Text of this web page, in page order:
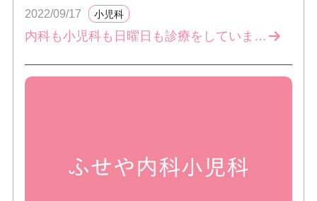
2022/09/17 小児科
内科も小児科も日曜日も診療をしています。